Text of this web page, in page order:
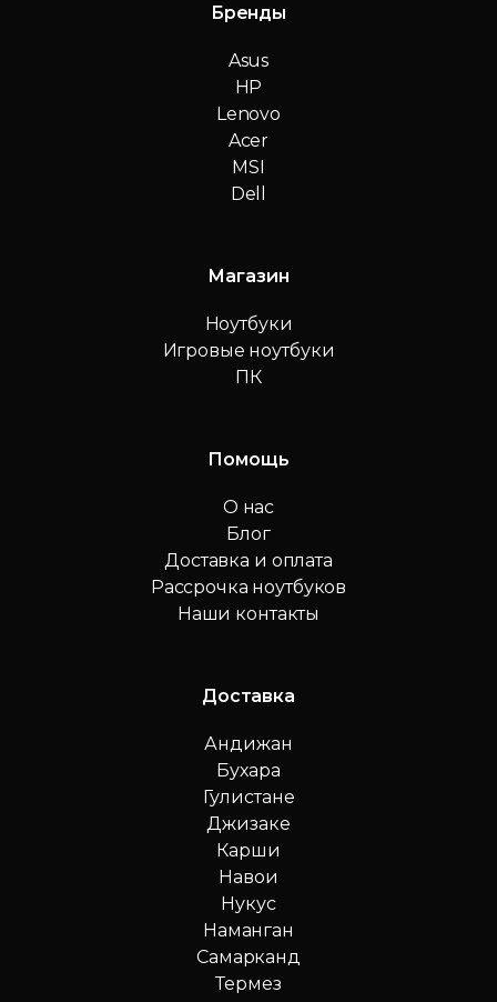
Бренды
Asus
HP
Lenovo
Acer
MSI
Dell
Магазин
Ноутбуки
Игровые ноутбуки
ПК
Помощь
О нас
Блог
Доставка и оплата
Рассрочка ноутбуков
Наши контакты
Доставка
Андижан
Бухара
Гулистане
Джизаке
Карши
Навои
Нукус
Наманган
Самарканд
Термез